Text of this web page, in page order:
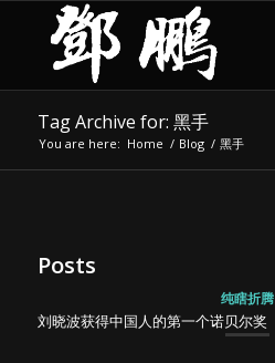
Tag Archive for: 黑手
You are here: Home / Blog / 黑手
Posts
纯瞎折腾
刘晓波获得中国人的第一个诺贝尔奖